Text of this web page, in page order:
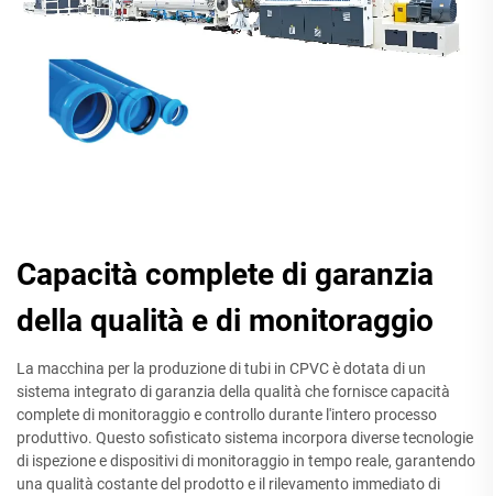
Capacità complete di garanzia
della qualità e di monitoraggio
La macchina per la produzione di tubi in CPVC è dotata di un
sistema integrato di garanzia della qualità che fornisce capacità
complete di monitoraggio e controllo durante l'intero processo
produttivo. Questo sofisticato sistema incorpora diverse tecnologie
di ispezione e dispositivi di monitoraggio in tempo reale, garantendo
una qualità costante del prodotto e il rilevamento immediato di